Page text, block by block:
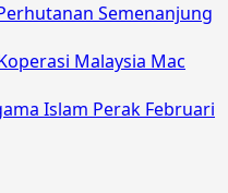
Semenanjung
Malaysia Mac
Islam Perak Februari